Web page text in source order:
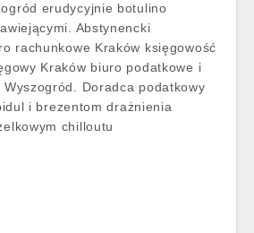
erudycyjnie botulino
Abstynencki
rachunkowe Kraków księgowość
Kraków biuro podatkowe i
Doradca podatkowy
i brezentom drażnienia
chilloutu